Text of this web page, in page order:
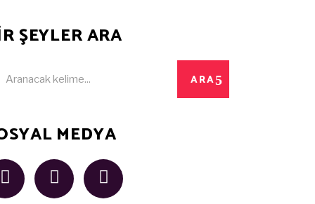
ŞEYLER ARA
ARA
MEDYA